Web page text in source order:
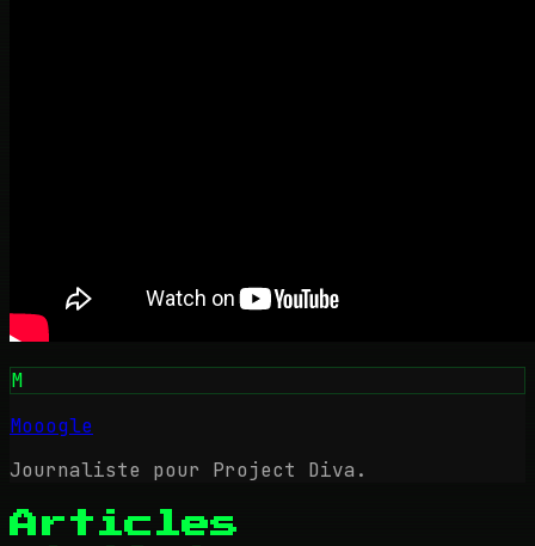
M
Mooogle
Journaliste pour Project Diva.
Articles